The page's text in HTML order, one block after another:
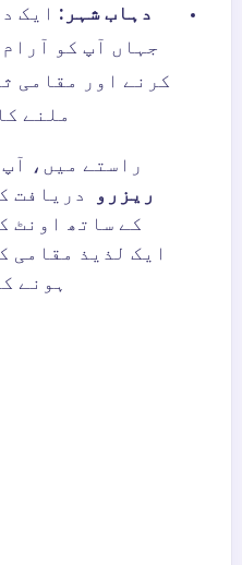
دہاب شہر: ایک
جہاں آپ کو
کرنے اور مقامی
ملنے
راستے میں، آپ
ریزرو
دریافت
کے ساتھ اونٹ
ایک لذیذ مقامی
ہونے